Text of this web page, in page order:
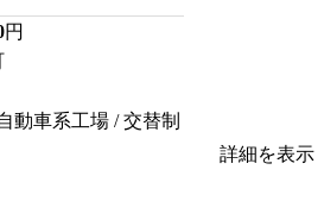
円
動車系工場 / 交替制
詳細を表示